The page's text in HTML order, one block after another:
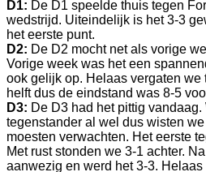
D1: De D1 speelde thuis tegen
wedstrijd. Uiteindelijk is het 3-3
het eerste punt.
D2: De D2 mocht net als vorige
Vorige week was het een
ook gelijk op. Helaas vergaten we
helft dus de eindstand was 8-5
D3: De D3 had het pittig
tegenstander al wel dus wisten
moesten verwachten. Het eerste
Met rust stonden we 3-1 achter.
aanwezig en werd het 3-3.